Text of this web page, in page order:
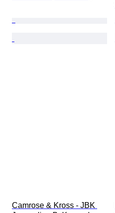
Camrose & Kross - JBK